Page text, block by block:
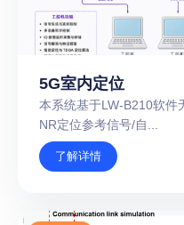
5G室内定位
本系统基于LW-B210软件
NR定位参考信号/自...
了解详情